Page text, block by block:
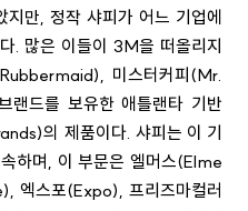
만, 정작 샤피가 어느 기업에
. 많은 이들이 3M을 떠올리지
미스터커피(Mr.
드를 보유한 애틀랜타 기반
의 제품이다. 샤피는 이 기
하며, 이 부문은 엘머스(Elme
엑스포(Expo), 프리즈마컬러